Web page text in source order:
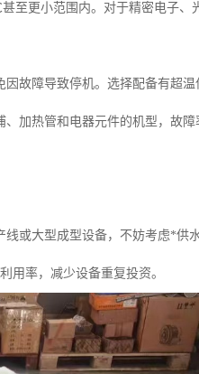
至更小范围内。对于精密电子、
故障导致停机。选择配备有超温
加热管和电器元件的机型，故
或大型成型设备，不妨考虑*供
用率，减少设备重复投资。